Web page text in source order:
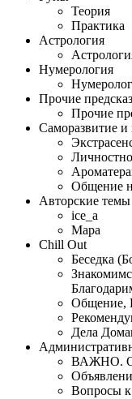
Теория
Практика
Астрология
Нумерология
Прочие
Прочие
Саморазвитие и
Общение
Авторские темы
ice_a
Мара
Сhill Оut
Беседка
Общение,
Дела
ВАЖНО.
Вопросы